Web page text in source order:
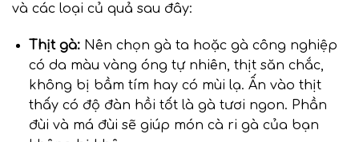
và các loại củ quả sau đây:
Thịt gà:Nên chọn gà ta hoặc gà công nghiệp
có da màu vàng óng tự nhiên, thịt săn chắc,
không bị bầm tím hay có mùi lạ. Ấn vào thịt
thấy có độ đàn hồi tốt là gà tươi ngon. Phần
đùi và má đùi sẽ giúp món cà ri gà của bạn